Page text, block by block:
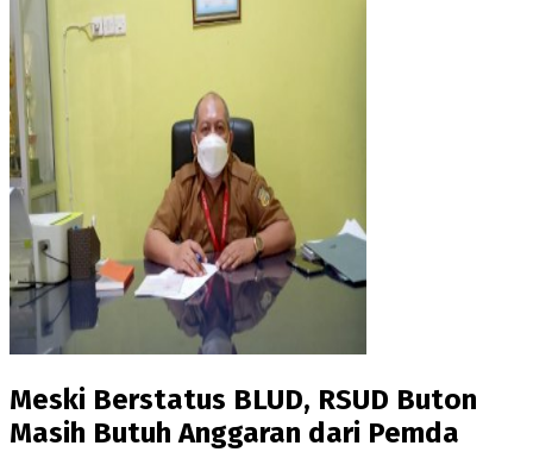
Meski Berstatus BLUD, RSUD Buton
Masih Butuh Anggaran dari Pemda